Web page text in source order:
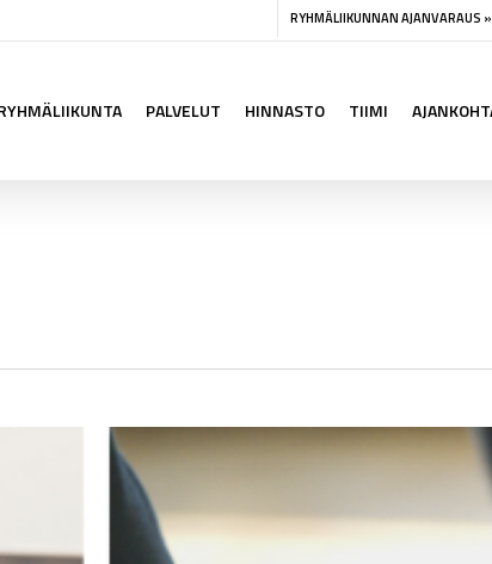
RYHMÄLIIKUNNAN AJANVARAUS »
PALVELUT HINNASTO TIIMI